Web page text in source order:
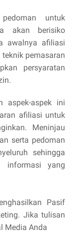
untuk
akan berisiko
awalnya afiliasi
pemasaran
persyaratan
aspek-aspek ini
afiliasi untuk
Meninjau
serta pedoman
sehingga
informasi yang
Pasif
Jika tulisan
Media Anda